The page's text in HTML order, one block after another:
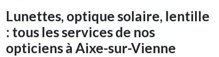
Lunettes, optique solaire, lentille
: tous les services de nos
opticiens à Aixe-sur-Vienne